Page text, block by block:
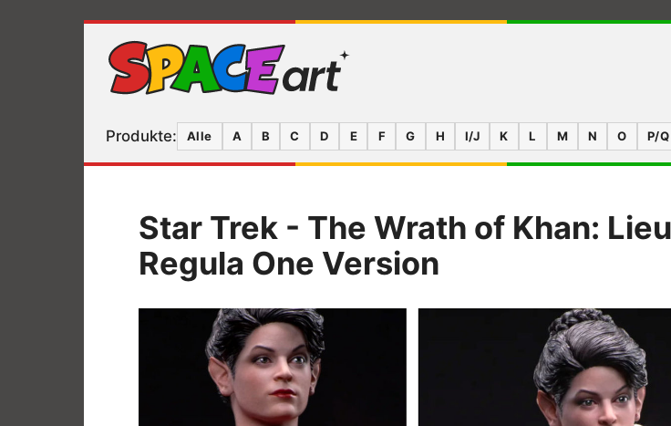
Produkte: Alle A B C D E F G H I/J K L M N O P/Q
Star Trek - The Wrath of Khan:
Regula One Version